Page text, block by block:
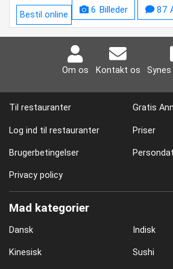
6 Billeder 87
Bestil online
Om os Kontakt os
Til restauranter Gratis
Log ind til restauranter Priser
Brugerbetingelser
Privacy policy
Mad kategorier
Dansk Indisk
Kinesisk Sushi